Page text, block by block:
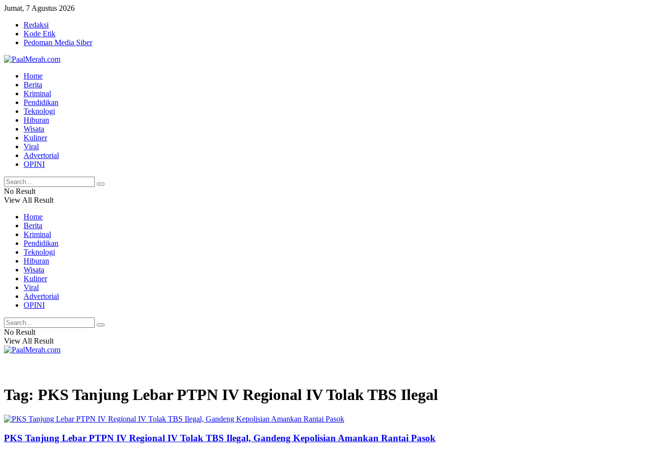
Jumat, 7 Agustus 2026
Redaksi
Kode Etik
Pedoman Media Siber
Home
Berita
Kriminal
Pendidikan
Teknologi
Hiburan
Wisata
Kuliner
Viral
Advertorial
OPINI
No Result
View All Result
Home
Berita
Kriminal
Pendidikan
Teknologi
Hiburan
Wisata
Kuliner
Viral
Advertorial
OPINI
No Result
View All Result
Tag: PKS Tanjung Lebar PTPN IV Regional IV Tolak TBS Ilegal
PKS Tanjung Lebar PTPN IV Regional IV Tolak TBS Ilegal, Gandeng Kepolisian Amankan Rantai Pasok